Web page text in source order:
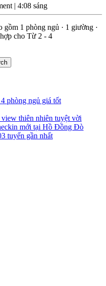
1
Đồng
Đò
| 4:08 sáng
1 phòng ngủ · 1 giường ·
cho Từ 2 - 4
phòng ngủ giá tốt
thiên nhiên tuyệt vời
mới tại Hồ Đồng Đò
tuyến gần nhất